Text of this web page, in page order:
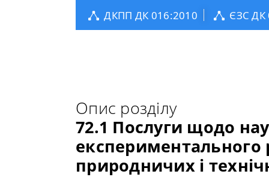
ДКПП ДК 016:2010 ЄЗС ДК
Опис розділу
72.1 Послуги щодо
експериментального
природничих і